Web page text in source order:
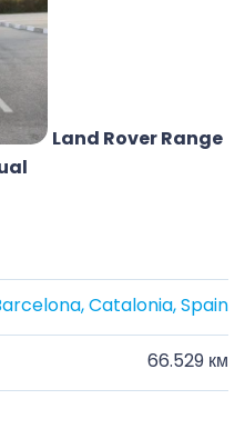
Land Rover Range
Catalonia, Spain
66.529 км